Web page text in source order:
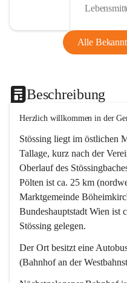
Alle
Beschreibung
Herzlich willkommen in der
Stössing liegt im östlichen
Tallage, kurz nach der
Oberlauf des
Pölten ist ca. 25 km
Marktgemeinde
Bundeshauptstadt Wien ist
Stössing gelegen.
Der Ort besitzt eine
(Bahnhof an der